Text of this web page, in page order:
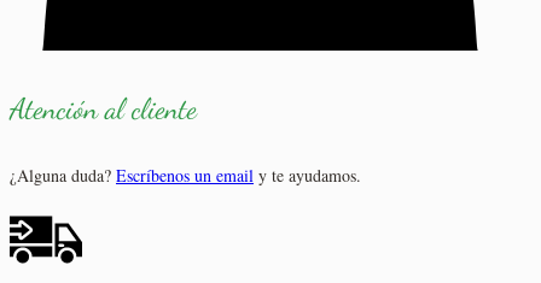
Atención al cliente
¿Alguna duda? Escríbenos un email y te ayudamos.